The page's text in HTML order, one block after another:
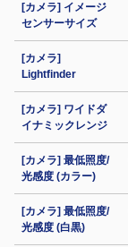
[カメラ] イメージ
センサーサイズ
[カメラ]
Lightfinder
[カメラ] ワイドダ
イナミックレンジ
[カメラ] 最低照度/
光感度 (カラー)
[カメラ] 最低照度/
光感度 (白黒)